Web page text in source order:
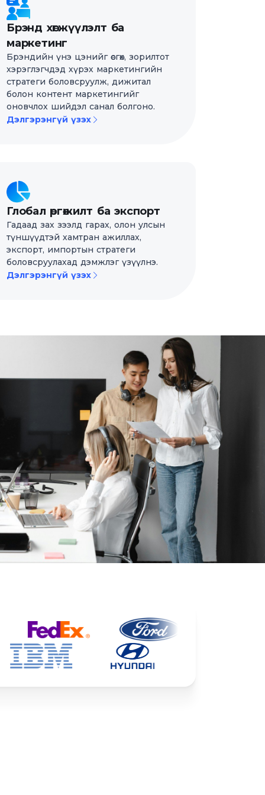
Брэнд хөгжүүлэлт ба
маркетинг
Брэндийн үнэ цэнийг өсгөх, зорилтот
хэрэглэгчдэд хүрэх маркетингийн
стратеги боловсруулж, дижитал
болон контент маркетингийг
оновчлох шийдэл санал болгоно.
Дэлгэрэнгүй үзэх
Глобал өргөжилт ба экспорт
Гадаад зах зээлд гарах, олон улсын
түншүүдтэй хамтран ажиллах,
экспорт, импортын стратеги
боловсруулахад дэмжлэг үзүүлнэ.
Дэлгэрэнгүй үзэх